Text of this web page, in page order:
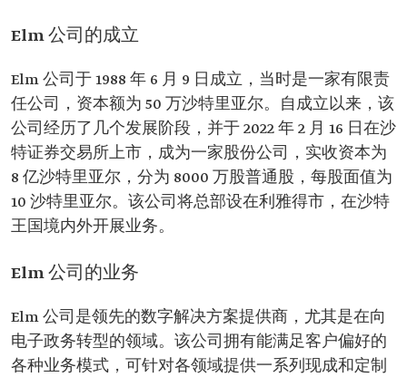
Elm 公司的成立
Elm 公司于 1988 年 6 月 9 日成立，当时是一家有限责
任公司，资本额为 50 万沙特里亚尔。自成立以来，该
公司经历了几个发展阶段，并于 2022 年 2 月 16 日在沙
特证券交易所上市，成为一家股份公司，实收资本为
8 亿沙特里亚尔，分为 8000 万股普通股，每股面值为
10 沙特里亚尔。该公司将总部设在利雅得市，在沙特
王国境内外开展业务。
Elm 公司的业务
Elm 公司是领先的数字解决方案提供商，尤其是在向
电子政务转型的领域。该公司拥有能满足客户偏好的
各种业务模式，可针对各领域提供一系列现成和定制